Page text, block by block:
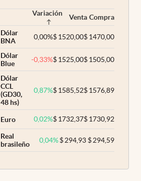
Variación Venta Compra
Dólar
BNA
0,00%$1520,00$1470,00
Dólar
Blue
-0,33%$1525,00$1505,00
Dólar
CCL
(GD30,
48 hs)
0,87%$1585,52$1576,89
Euro 0,02%$1732,37$1730,92
Real
brasileño
0,04% $294,93 $294,59